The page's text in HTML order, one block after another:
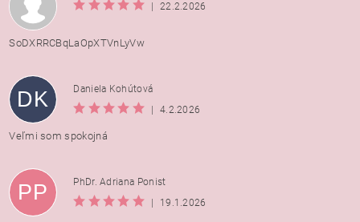
22.2.2026
SoDXRRCBqLaOpXTVnLyVw
DK
Daniela Kohútová
4.2.2026
Veľmi som spokojná
PP
PhDr. Adriana Ponist
19.1.2026